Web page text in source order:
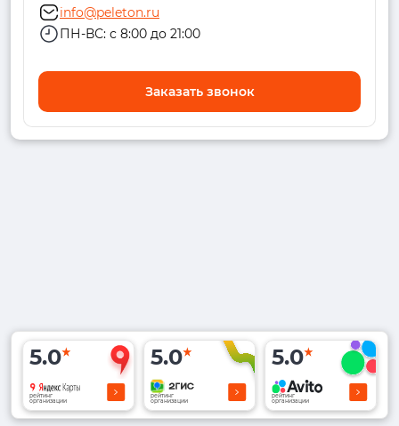
info@peleton.ru
ПН-ВС: с 8:00 до 21:00
Заказать звонок
5.0
рейтинг
организации
5.0
рейтинг
организации
5.0
рейтинг
организации